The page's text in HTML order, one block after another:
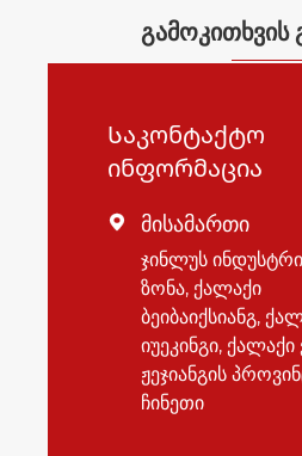
გამოკითხვის
Საკონტაქტო
ინფორმაცია
 მისამართი
ჯინლუს
ზონა, ქალაქი
ბეიბაიქსიანგ,
იუეკინგი, ქალაქი
ჟეჯიანგის
ჩინეთი